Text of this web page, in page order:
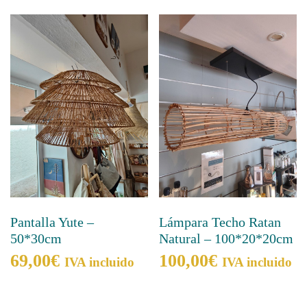
Pantalla Yute –
50*30cm
69,00€ IVA incluido
Lámpara Techo Ratan
Natural – 100*20*20cm
100,00€ IVA incluido